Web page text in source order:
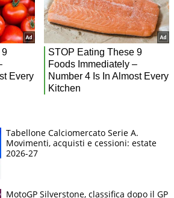
Tabellone Calciomercato Serie A.
Movimenti, acquisti e cessioni: estate
2026-27
MotoGP Silverstone, classifica dopo il GP